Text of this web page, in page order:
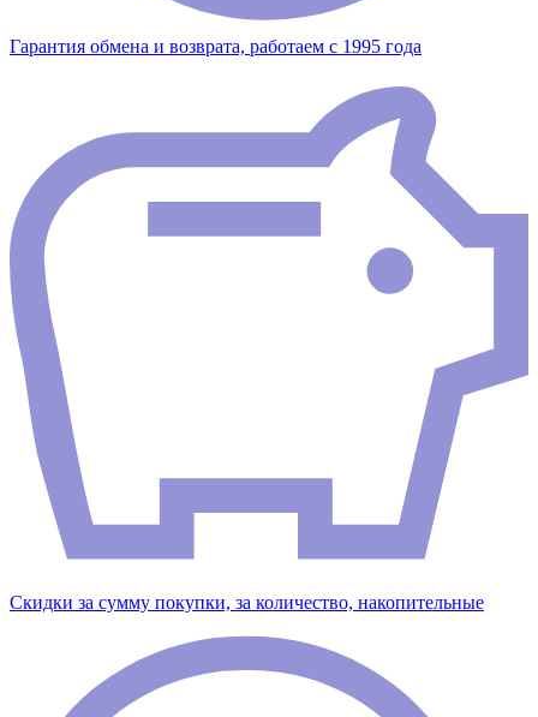
Гарантия обмена и возврата, работаем с 1995 года
Скидки за сумму покупки, за количество, накопительные